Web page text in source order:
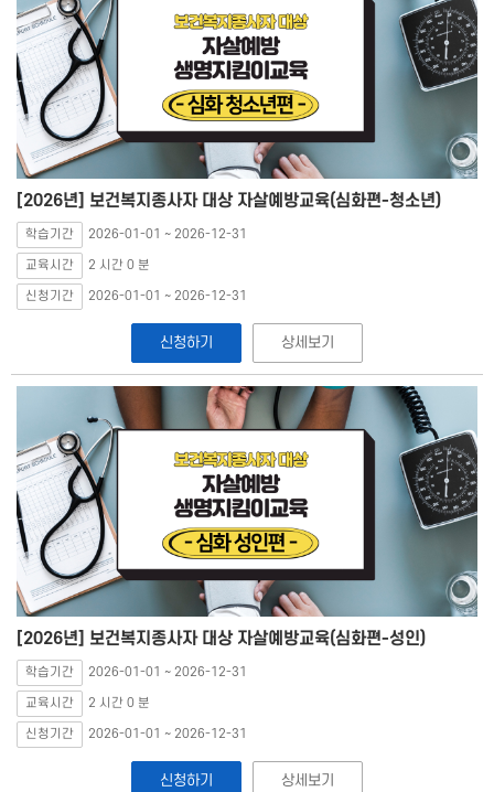
[2026년] 보건복지종사자 대상 자살예방교육(심화편-청소년)
학습기간 2026-01-01 ~ 2026-12-31
교육시간 2 시간 0 분
신청기간 2026-01-01 ~ 2026-12-31
신청하기 상세보기
[2026년] 보건복지종사자 대상 자살예방교육(심화편-성인)
학습기간 2026-01-01 ~ 2026-12-31
교육시간 2 시간 0 분
신청기간 2026-01-01 ~ 2026-12-31
신청하기 상세보기